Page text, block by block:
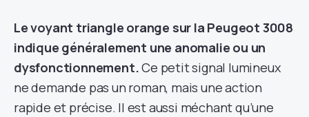
Le voyant triangle orange sur la Peugeot 3008
indique généralement une anomalie ou un
dysfonctionnement.Ce petit signal lumineux
ne demande pas un roman, mais une action
rapide et précise. Il est aussi méchant qu’une